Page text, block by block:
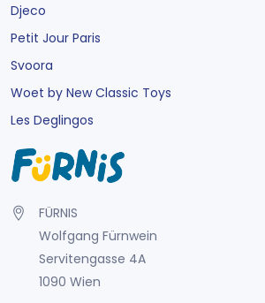
Djeco
Petit Jour Paris
Svoora
Woet by New Classic Toys
Les Deglingos
FÜRNIS
Wolfgang Fürnwein
Servitengasse 4A
1090 Wien